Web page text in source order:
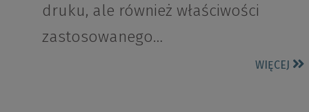
druku, ale również właściwości
zastosowanego…
WIĘCEJ